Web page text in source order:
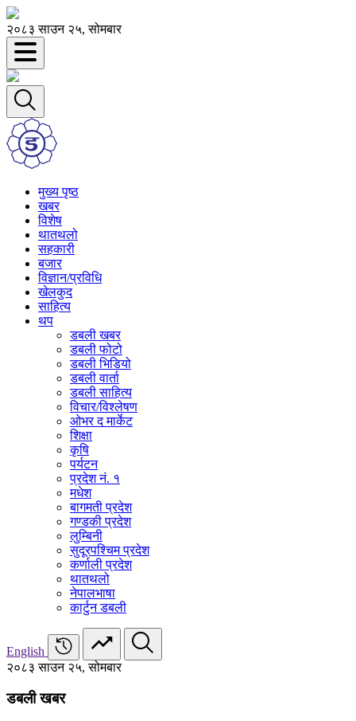
२०८३ साउन २५, सोमबार
मुख्य पृष्ठ
खबर
विशेष
थातथलो
सहकारी
बजार
विज्ञान/प्रविधि
खेलकुद
साहित्य
थप
डबली खबर
डबली फोटो
डबली भिडियो
डबली वार्ता
डबली साहित्य
विचार/विश्‍लेषण
ओभर द मार्केट
शिक्षा
कृषि
पर्यटन
प्रदेश नं. १
मधेश
बागमती प्रदेश
गण्डकी प्रदेश
लुम्बिनी
सुदूरपश्चिम प्रदेश
कर्णाली प्रदेश
थातथलो
नेपालभाषा
कार्टुन डबली
English
२०८३ साउन २५, सोमबार
डबली खबर